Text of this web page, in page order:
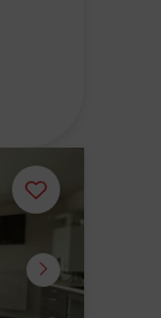
Ajouter
ou
supprimer